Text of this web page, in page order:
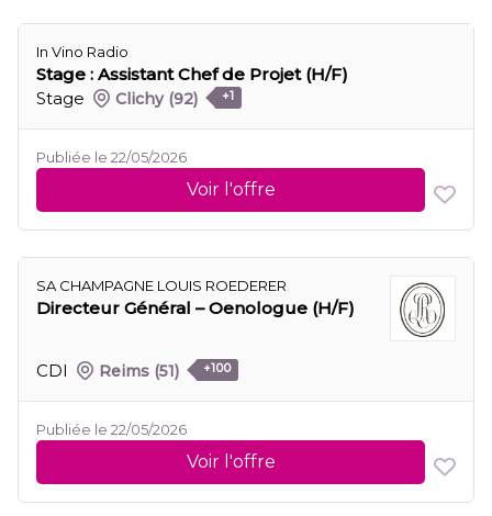
In Vino Radio
Stage : Assistant Chef de Projet (H/F)
Stage
Clichy (92) +1
Publiée le 22/05/2026
Voir l'offre
SA CHAMPAGNE LOUIS ROEDERER
Directeur Général – Oenologue (H/F)
CDI Reims (51) +100
Publiée le 22/05/2026
Voir l'offre